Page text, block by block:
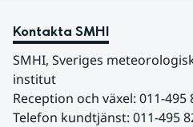
Kontakta SMHI
SMHI, Sveriges
institut
Reception och växel: 011-495
Telefon kundtjänst: 011-495